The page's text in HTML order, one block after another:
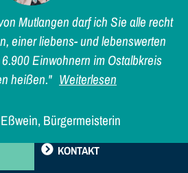
Mutlangen darf ich Sie alle recht
einer liebens- und lebenswerten
Einwohnern im Ostalbkreis
heißen." Weiterlesen
Bürgermeisterin
KONTAKT